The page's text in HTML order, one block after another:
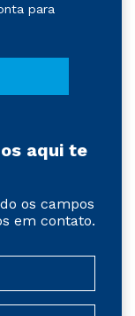
para
aqui te
os campos
em contato.